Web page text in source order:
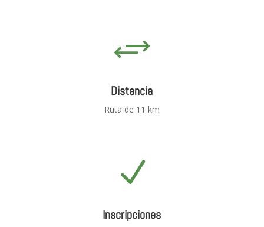
+
Distancia
Ruta de 11 km
N
Inscripciones